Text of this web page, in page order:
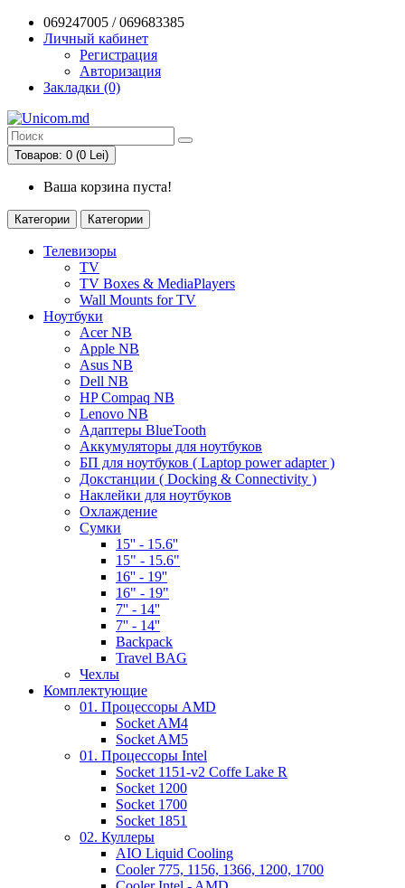
069247005 / 069683385
Личный кабинет
Регистрация
Авторизация
Закладки (0)
Товаров: 0 (0 Lei)
Ваша корзина пуста!
Категории Категории
Телевизоры
TV
TV Boxes & MediaPlayers
Wall Mounts for TV
Ноутбуки
Acer NB
Apple NB
Asus NB
Dell NB
HP Compaq NB
Lenovo NB
Адаптеры BlueTooth
Аккумуляторы для ноутбуков
БП для ноутбуков ( Laptop power adapter )
Докстанции ( Docking & Connectivity )
Наклейки для ноутбуков
Охлаждение
Сумки
15'' - 15.6''
15" - 15.6"
16'' - 19''
16" - 19"
7'' - 14''
7'' - 14''
Backpack
Travel BAG
Чехлы
Комплектующие
01. Процессоры AMD
Socket AM4
Socket AM5
01. Процессоры Intel
Socket 1151-v2 Coffe Lake R
Socket 1200
Socket 1700
Socket 1851
02. Куллеры
AIO Liquid Cooling
Cooler 775, 1156, 1366, 1200, 1700